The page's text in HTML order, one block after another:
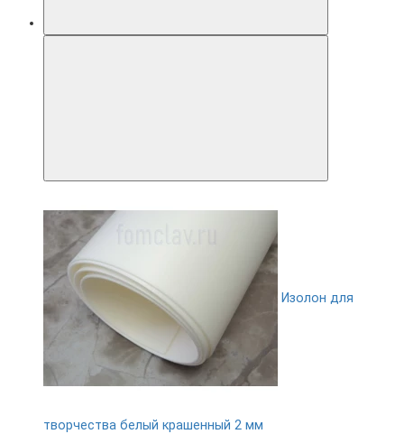
Изолон для
творчества белый крашенный 2 мм